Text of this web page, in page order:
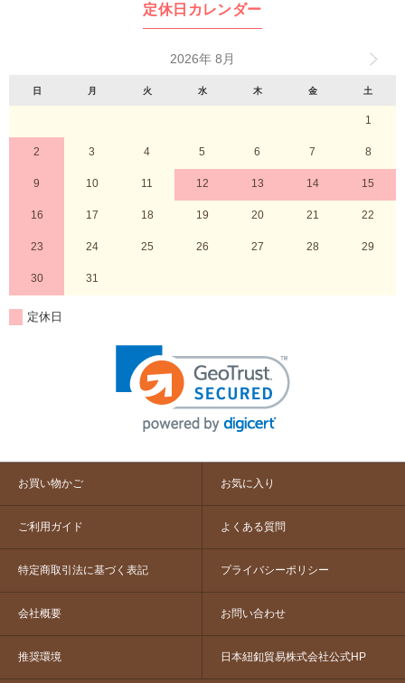
定休日カレンダー
2026年 8月
日 月 火 水 木 金 土
1
2 3 4 5 6 7 8
9 10 11 12 13 14 15
16 17 18 19 20 21 22
23 24 25 26 27 28 29
30 31
定休日
お買い物かご お気に入り
ご利用ガイド よくある質問
特定商取引法に基づく表記 プライバシーポリシー
会社概要 お問い合わせ
推奨環境 日本紐釦貿易株式会社公式HP